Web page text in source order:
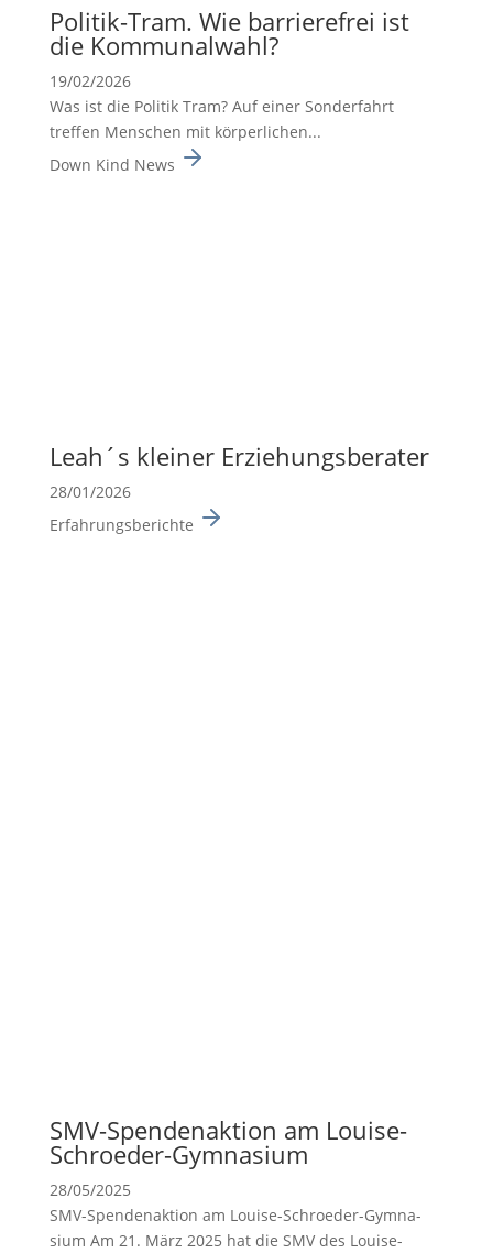
Politik-Tram. Wie barrie­re­frei ist
die Kommu­nal­wahl?
19/02/2026
Was ist die Politik Tram? Auf einer Sonderfahrt
treffen Menschen mit körperlichen...
Down Kind News
Leah´s kleiner Erzie­hungs­be­rater
28/01/2026
Erfahrungsberichte
SMV-Spenden­ak­tion am Louise-
Schroeder-Gymna­sium
28/05/2025
SMV-Spenden­ak­tion am Louise-Schroeder-Gymna­
sium Am 21. März 2025 hat die SMV des Louise-